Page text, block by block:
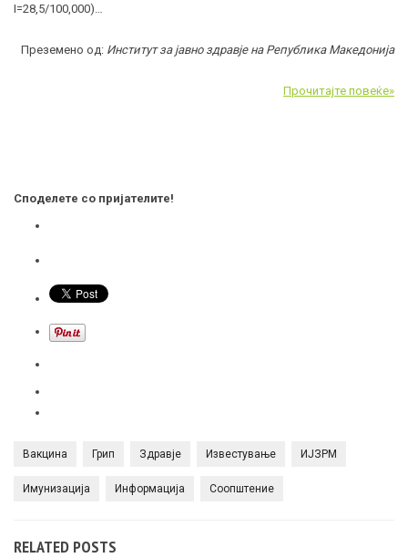
I=28,5/100,000)…
Преземено од: Институт за јавно здравје на Република Македонија
Прочитајте повеќе»
Споделете со пријателите!
Вакцина Грип Здравје Известување ИЈЗРМ
Имунизација Информација Соопштение
RELATED POSTS